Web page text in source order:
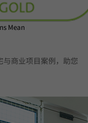
Mean
与商业项目案例，助您